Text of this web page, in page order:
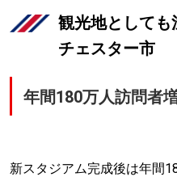
観光地として
チェスター市
年間180万人訪問者
新スタジアム完成後は年間